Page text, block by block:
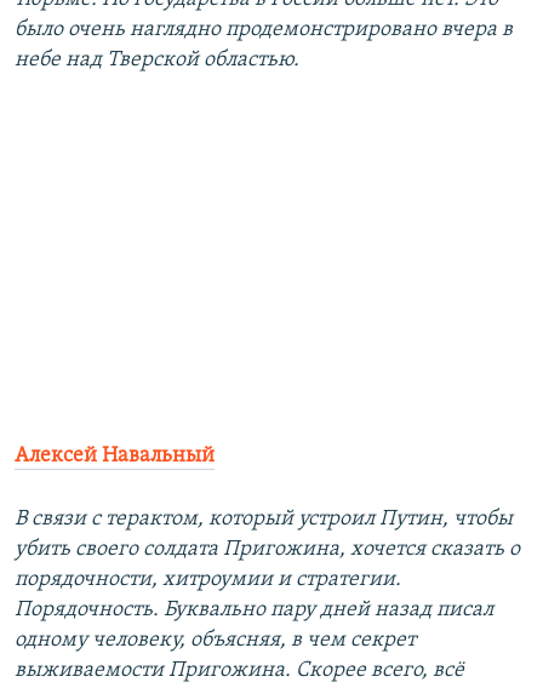
было очень наглядно продемонстрировано вчера в
небе над Тверской областью.
Алексей Навальный
В связи с терактом, который устроил Путин, чтобы
убить своего солдата Пригожина, хочется сказать о
порядочности, хитроумии и стратегии.
Порядочность. Буквально пару дней назад писал
одному человеку, объясняя, в чем секрет
выживаемости Пригожина. Скорее всего, всё